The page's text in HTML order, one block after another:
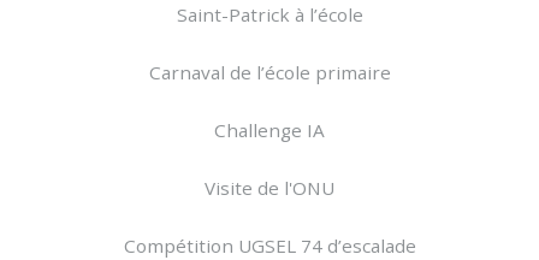
Saint-Patrick à l’école
Carnaval de l’école primaire
Challenge IA
Visite de l'ONU
Compétition UGSEL 74 d’escalade